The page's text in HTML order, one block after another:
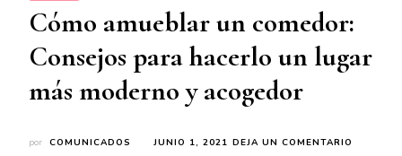
Cómo amueblar un comedor:
Consejos para hacerlo un lugar
más moderno y acogedor
por COMUNICADOS JUNIO 1, 2021 DEJA UN COMENTARIO